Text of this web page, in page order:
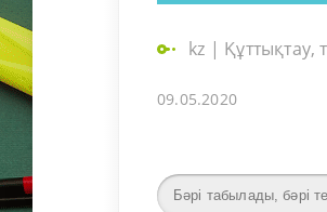
kz | Құттықтау,
09.05.2020